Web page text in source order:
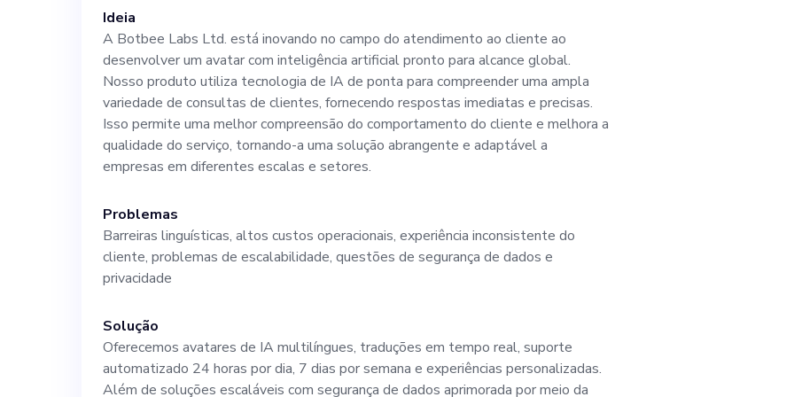
concorrência de empresas
Watson Assistant e LivePerson's
Cloud, mas acreditamos que nossa
valor exclusiva e soluções
diferenciam nesse mercado grande
Como cofundador, você
crucial na definição de nossa marca
Ideia
A Botbee Labs Ltd. está inovando no campo do atendimento ao cliente ao
desenvolver um avatar com inteligência artificial pronto para alcance global.
Nosso produto utiliza tecnologia de IA de ponta para compreender uma ampla
variedade de consultas de clientes, fornecendo respostas imediatas e precisas.
Isso permite uma melhor compreensão do comportamento do cliente e melhora a
qualidade do serviço, tornando-a uma solução abrangente e adaptável a
empresas em diferentes escalas e setores.
Problemas
Barreiras linguísticas, altos custos operacionais, experiência inconsistente do
cliente, problemas de escalabilidade, questões de segurança de dados e
privacidade
Solução
Oferecemos avatares de IA multilíngues, traduções em tempo real, suporte
automatizado 24 horas por dia, 7 dias por semana e experiências personalizadas.
Além de soluções escaláveis com segurança de dados aprimorada por meio da